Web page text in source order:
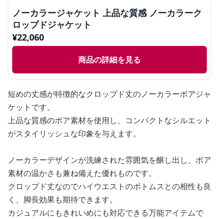
ノーカラージャケット 上品な質感 ノーカラーク
ロップドジャケット
¥22,060
商品の詳細を見る
短めの丈感が特徴的なクロップド丈のノーカラーボアジャ
ケットです。
上品な質感のボア素材を使用し、コンパクトなシルエット
がスタイリッシュな印象を与えます。
ノーカラーデザインが洗練された雰囲気を醸し出し、ボア
素材の温かさも兼ね備えた優れものです。
クロップド丈なのでハイウエストのボトムスとの相性も良
く、脚長効果も期待できます。
カジュアルにもきれいめにも対応できる万能アイテムで